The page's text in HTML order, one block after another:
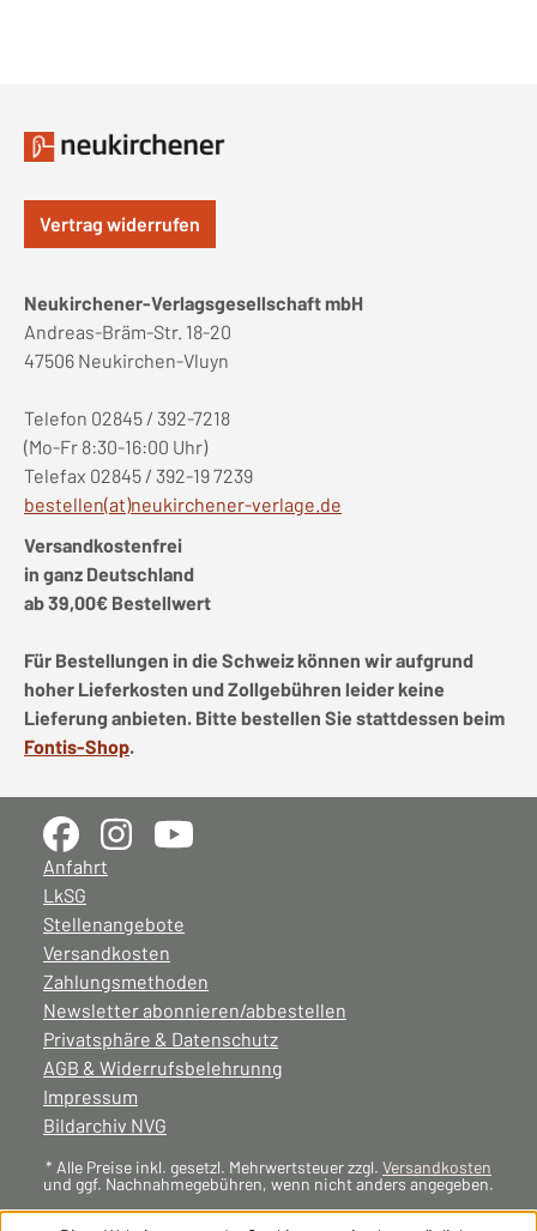
Vertrag widerrufen
Neukirchener-Verlagsgesellschaft mbH
Andreas-Bräm-Str. 18-20
47506 Neukirchen-Vluyn
Telefon 02845 / 392-7218
(Mo-Fr 8:30-16:00 Uhr)
Telefax 02845 / 392-19 7239
bestellen(at)neukirchener-verlage.de
Versandkostenfrei
in ganz Deutschland
ab 39,00€ Bestellwert
Für Bestellungen in die Schweiz können wir aufgrund
hoher Lieferkosten und Zollgebühren leider keine
Lieferung anbieten. Bitte bestellen Sie stattdessen beim
Fontis-Shop.
Anfahrt
LkSG
Stellenangebote
Versandkosten
Zahlungsmethoden
Newsletter abonnieren/abbestellen
Privatsphäre & Datenschutz
AGB & Widerrufsbelehrunng
Impressum
Bildarchiv NVG
* Alle Preise inkl. gesetzl. Mehrwertsteuer zzgl. Versandkosten
und ggf. Nachnahmegebühren, wenn nicht anders angegeben.